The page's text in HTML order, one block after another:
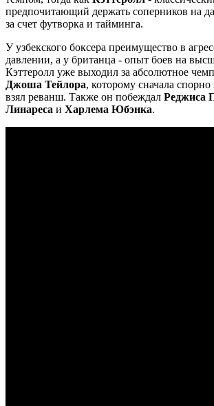
предпочитающий держать соперников на
за счет футворка и тайминга.
У узбекского боксера преимущество в
давлении, а у британца - опыт боев на
Кэттеролл уже выходил за абсолютное
Джоша Тейлора, которому сначала спорно
взял реванш. Также он побеждал Реджиса
Линареса и Харлема Юбэнка.